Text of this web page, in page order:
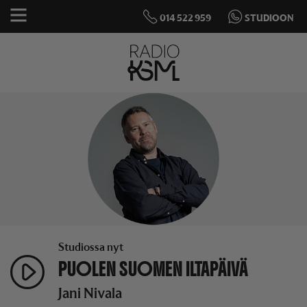
Studiossa nyt
PUOLEN SUOMEN ILTAPÄIVÄ
Jani Nivala
014 522 959 STUDIOON